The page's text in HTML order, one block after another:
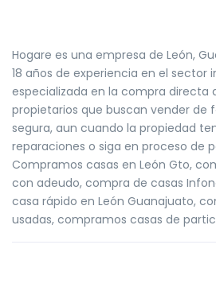
Hogare es una empresa de León,
18 años de experiencia en el sector
especializada en la compra directa
propietarios que buscan vender de
segura, aun cuando la propiedad
reparaciones o siga en proceso de
Compramos casas en León Gto,
con adeudo, compra de casas
casa rápido en León Guanajuato,
usadas, compramos casas de